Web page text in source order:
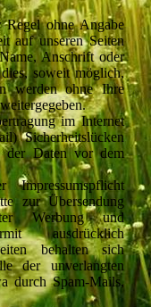
ohne Angabe
auf unseren Seiten
Anschrift oder
soweit möglich,
werden ohne Ihre
im Internet
Sicherheitslücken
der Daten vor dem
zur Übersendung
Werbung und
ausdrücklich
behalten sich
der unverlangten
durch Spam-Mails,